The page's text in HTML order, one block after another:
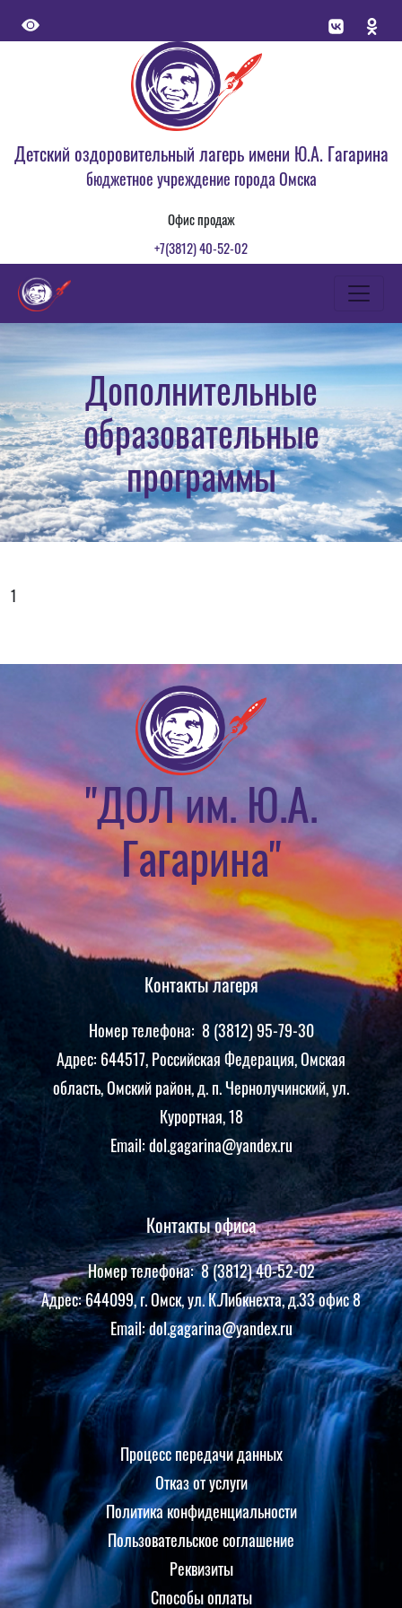
Детский оздоровительный лагерь имени Ю.А. Гагарина
бюджетное учреждение города Омска
Офис продаж
+7(3812) 40-52-02
Дополнительные
образовательные
программы
1
"ДОЛ им. Ю.А.
Гагарина"
Контакты лагеря
Номер телефона: 8 (3812) 95-79-30
Адрес: 644517, Российская Федерация, Омская
область, Омский район, д. п. Чернолучинский, ул.
Курортная, 18
Email: dol.gagarina@yandex.ru
Контакты офиса
Номер телефона: 8 (3812) 40-52-02
Адрес: 644099, г. Омск, ул. К.Либкнехта, д.33 офис 8
Email: dol.gagarina@yandex.ru
Процесс передачи данных
Отказ от услуги
Политика конфиденциальности
Пользовательское соглашение
Реквизиты
Способы оплаты